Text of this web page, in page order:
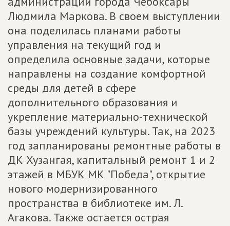
Людмила Маркова. В своем выступлении
она поделилась планами работы
управления на текущий год и
определила основные задачи, которые
направлены на создание комфортной
среды для детей в сфере
дополнительного образования и
укрепление материально-технической
базы учреждений культуры. Так, на 2023
год запланированы ремонтные работы в
ДК Хузангая, капитальный ремонт 1 и 2
этажей в МБУК МК "Победа", открытие
нового модернизированного
пространства в библиотеке им. Л.
Агакова. Также остается острая